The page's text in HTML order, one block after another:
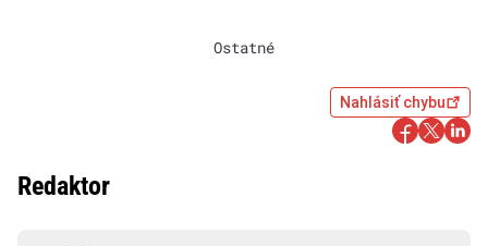
Ostatné
Nahlásiť chybu
Redaktor